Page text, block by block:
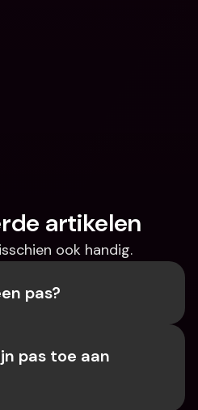
artikelen
ook handig.
pas?
pas toe aan